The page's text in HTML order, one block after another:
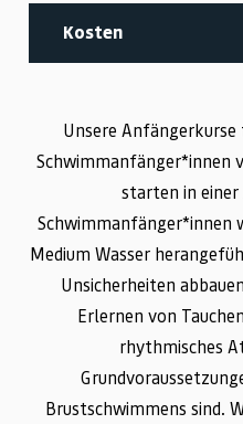
Kosten
Unsere
Schwimmanfänger*innen
starten in
Schwimmanfänger*innen
Medium Wasser
Unsicherheiten
Erlernen von
rhythmisches
Brustschwimmens sind.